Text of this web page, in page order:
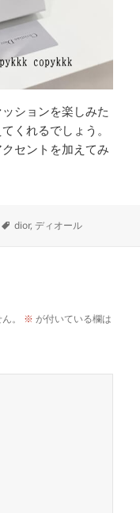
ションを楽しみた
くれるでしょう。
セントを加えてみ
Tags
dior,ディオール
。 ※ が付いている欄は